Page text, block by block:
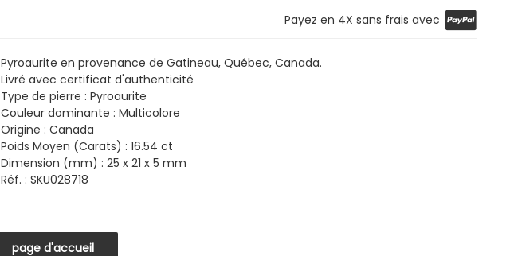
Payez en 4X sans frais avec
Pyroaurite en provenance de Gatineau, Québec, Canada.
Livré avec certificat d'authenticité
Type de pierre : Pyroaurite
Couleur dominante : Multicolore
Origine : Canada
Poids Moyen (Carats) : 16.54 ct
Dimension (mm) : 25 x 21 x 5 mm
Réf. : SKU028718